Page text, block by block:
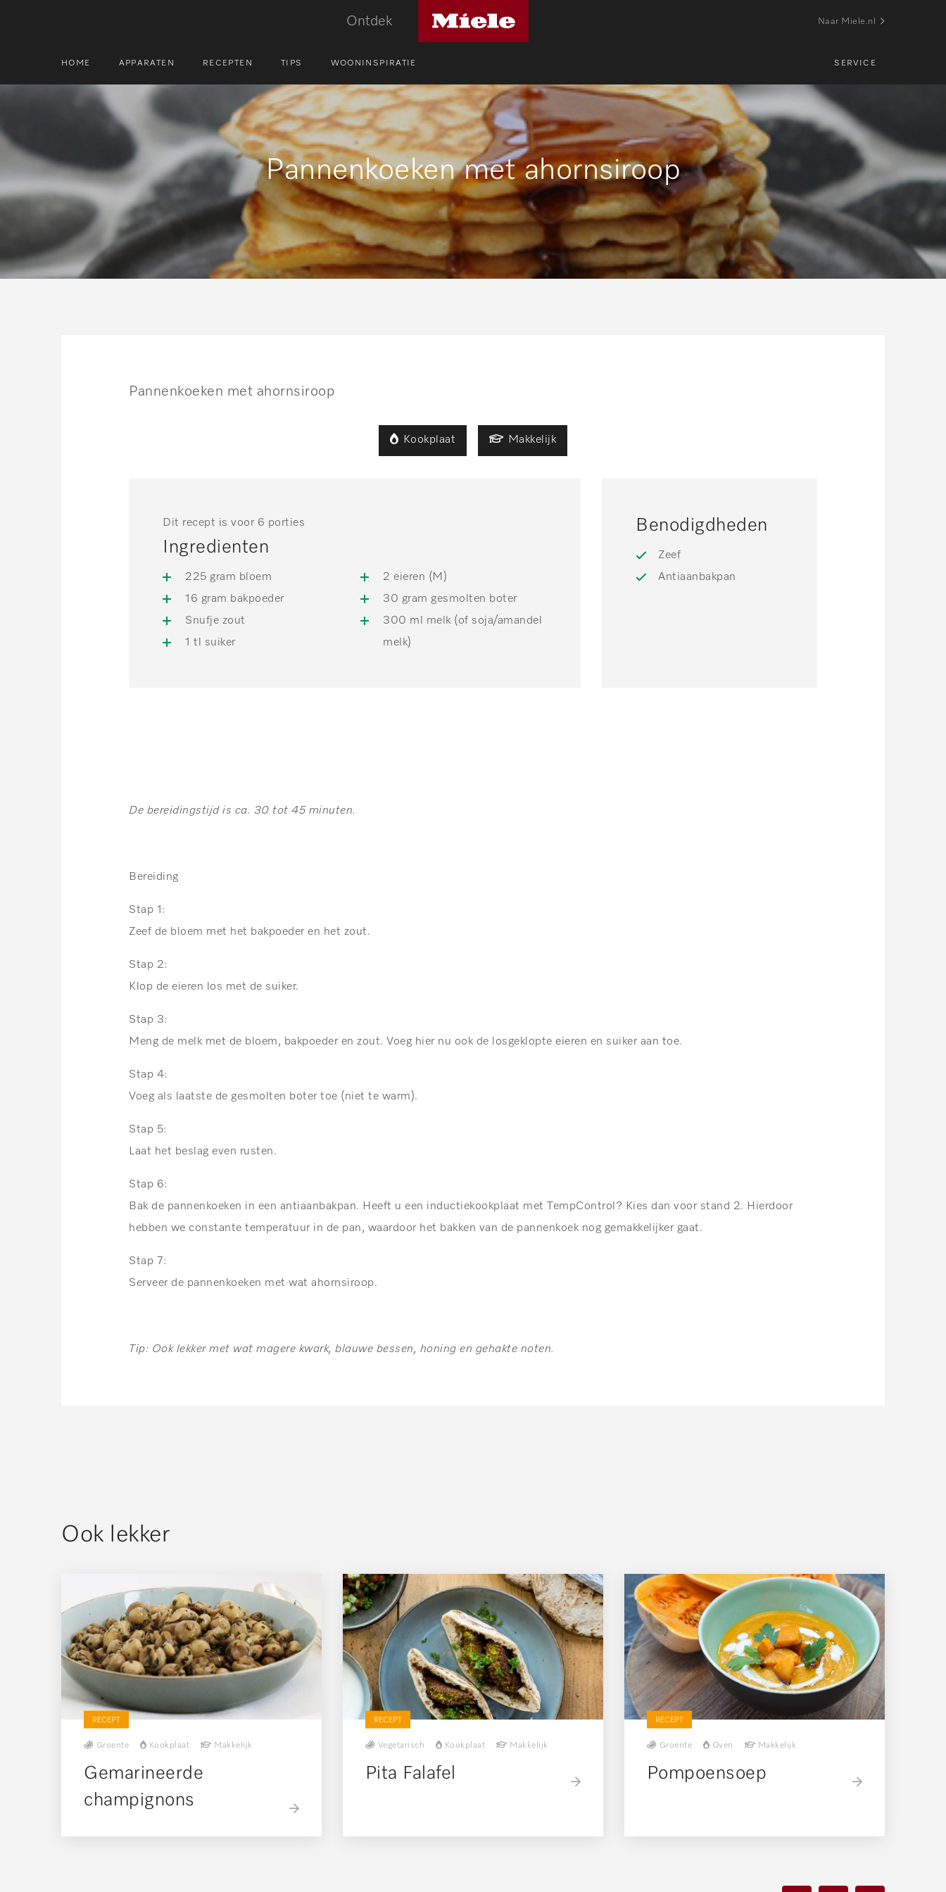
Ontdek
logo
Naar Miele.nl
HOME APPARATEN RECEPTEN TIPS WOONINSPIRATIE SERVICE
Pannenkoeken met ahornsiroop
Pannenkoeken met ahornsiroop
Kookplaat Makkelijk
Dit recept is voor 6 porties
Ingredienten
225 gram bloem
16 gram bakpoeder
Snufje zout
1 tl suiker
2 eieren (M)
30 gram gesmolten boter
300 ml melk (of soja/amandel
melk)
Benodigdheden
Zeef
Antiaanbakpan
De bereidingstijd is ca. 30 tot 45 minuten.
Bereiding
Stap 1:
Zeef de bloem met het bakpoeder en het zout.
Stap 2:
Klop de eieren los met de suiker.
Stap 3:
Meng de melk met de bloem, bakpoeder en zout. Voeg hier nu ook de losgeklopte eieren en suiker aan toe.
Stap 4:
Voeg als laatste de gesmolten boter toe (niet te warm).
Stap 5:
Laat het beslag even rusten.
Stap 6:
Bak de pannenkoeken in een antiaanbakpan. Heeft u een inductiekookplaat met TempControl? Kies dan voor stand 2. Hierdoor
hebben we constante temperatuur in de pan, waardoor het bakken van de pannenkoek nog gemakkelijker gaat.
Stap 7:
Serveer de pannenkoeken met wat ahornsiroop.
Tip: Ook lekker met wat magere kwark, blauwe bessen, honing en gehakte noten.
Ook lekker
RECEPT
Groente Kookplaat Makkelijk
Gemarineerde
champignons
RECEPT
Vegetarisch Kookplaat Makkelijk
Pita Falafel
RECEPT
Groente Oven Makkelijk
Pompoensoep